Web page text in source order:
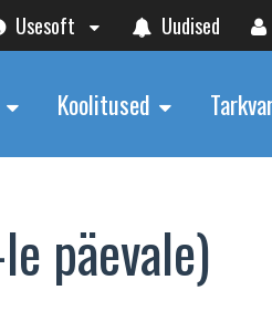
Usesoft Uudised
Koolitused
päevale)